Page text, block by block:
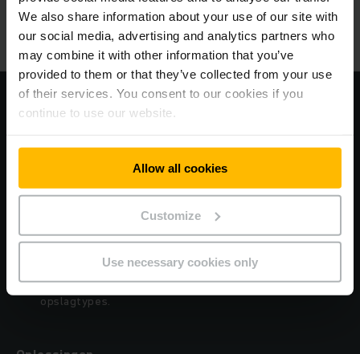
We also share information about your use of our site with
our social media, advertising and analytics partners who
may combine it with other information that you’ve
provided to them or that they’ve collected from your use
of their services. You consent to our cookies if you
continue to use our website.
Allow all cookies
Customize
Use necessary cookies only
Overzicht project
Snelle groei van het bedrijf en gebrek aan
magazijncapaciteit.
Omgaan met de hoge doorvoer met de bestaande
Een vloeiende combinatie van verschillende
opslagtypes.